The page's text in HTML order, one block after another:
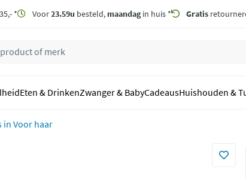
* Voor23.59u besteld, maandagin huis * Gratis
Eten & DrinkenZwanger & BabyCadeausHuishouden &
Voor haar